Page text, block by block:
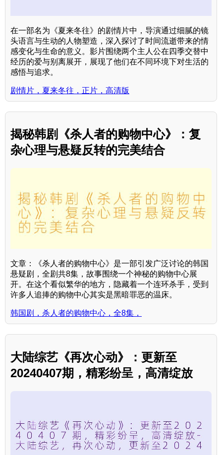
在一部名为《夏来冬往》的剧情片中，导演通过细腻的镜
头语言与生动的人物塑造，深入探讨了时间流逝带来的情
感变化与生命的意义。影片围绕两个主人公在四季交替中
经历的爱与别离展开，展现了他们在不同环境下对生活的
感悟与追求。
剧情片，夏来冬往，正片，高清版
揭秘韩剧《杀人者的购物中心》：复
杂心理与悬疑反转的完美结合
文章：《杀人者的购物中心》是一部引发广泛讨论的韩国
悬疑剧，全剧共8集，故事围绕一个神秘的购物中心展
开。在这个看似繁华的地方，隐藏着一个连环杀手，受到
许多人追捧的购物中心其实是黑暗罪恶的温床。
韩国剧，杀人者的购物中心，全8集，
大陆综艺《再次心动》：更新至
20240407期，精彩纷呈，高清绽放